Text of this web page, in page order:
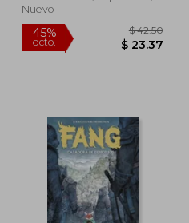
$ 32.53
$ 17.89
Nuevo
45%
dcto.